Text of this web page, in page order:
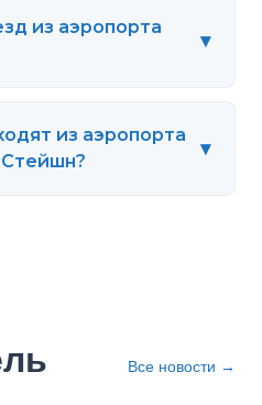
из аэропорта
▾
из аэропорта
▾
Все новости →